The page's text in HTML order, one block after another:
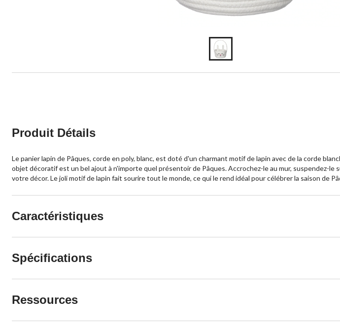
Produit Détails
Le panier lapin de Pâques, corde en poly, blanc, est doté d'un charmant motif de lapin avec de la corde
objet décoratif est un bel ajout à n'importe quel présentoir de Pâques. Accrochez-le au mur, suspendez-
votre décor. Le joli motif de lapin fait sourire tout le monde, ce qui le rend idéal pour célébrer la saison de
Caractéristiques
Spécifications
Ressources